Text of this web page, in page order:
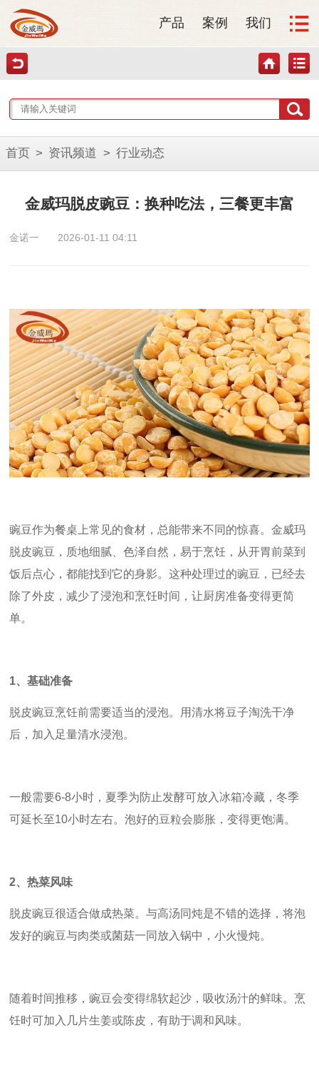
产品 案例 我们
首页 > 资讯频道 > 行业动态
金威玛脱皮豌豆：换种吃法，三餐更丰富
金诺一 2026-01-11 04:11
豌豆作为餐桌上常见的食材，总能带来不同的惊喜。金威玛
脱皮豌豆，质地细腻、色泽自然，易于烹饪，从开胃前菜到
饭后点心，都能找到它的身影。这种处理过的豌豆，已经去
除了外皮，减少了浸泡和烹饪时间，让厨房准备变得更简
单。
1、基础准备
脱皮豌豆烹饪前需要适当的浸泡。用清水将豆子淘洗干净
后，加入足量清水浸泡。
一般需要6-8小时，夏季为防止发酵可放入冰箱冷藏，冬季
可延长至10小时左右。泡好的豆粒会膨胀，变得更饱满。
2、热菜风味
脱皮豌豆很适合做成热菜。与高汤同炖是不错的选择，将泡
发好的豌豆与肉类或菌菇一同放入锅中，小火慢炖。
随着时间推移，豌豆会变得绵软起沙，吸收汤汁的鲜味。烹
饪时可加入几片生姜或陈皮，有助于调和风味。